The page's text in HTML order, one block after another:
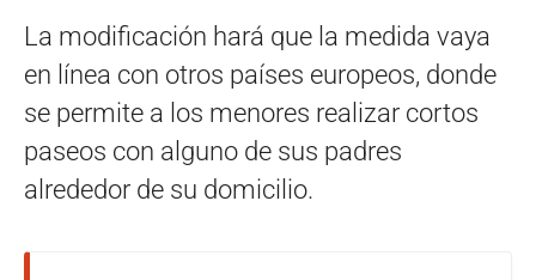
La modificación hará que la medida vaya
en línea con otros países europeos, donde
se permite a los menores realizar cortos
paseos con alguno de sus padres
alrededor de su domicilio.